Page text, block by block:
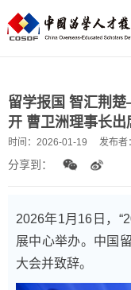
留学报国 智汇荆
开 曹卫洲理事长出
时间： 2026-01-19 发布者：
分享到：
2026年1月16日，
展中心举办。中国
大会并致辞。